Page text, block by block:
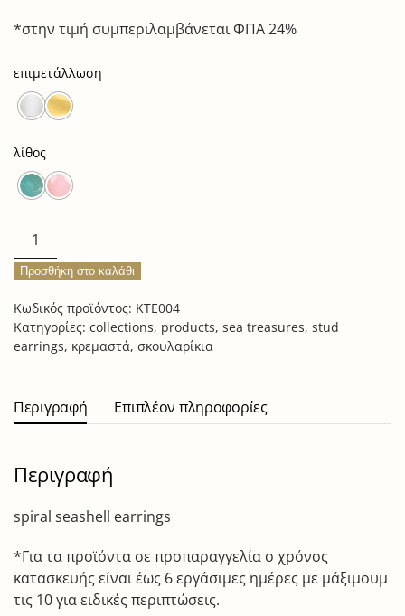
*στην τιμή συμπεριλαμβάνεται ΦΠΑ 24%
επιμετάλλωση
λίθος
spiral
seashell
earrings
ποσότητα
Προσθήκη στο καλάθι
Κωδικός προϊόντος: KTE004
Κατηγορίες: collections, products, sea treasures, stud
earrings, κρεμαστά, σκουλαρίκια
Περιγραφή Επιπλέον πληροφορίες
Περιγραφή
spiral seashell earrings
*Για τα προϊόντα σε προπαραγγελία ο χρόνος
κατασκευής είναι έως 6 εργάσιμες ημέρες με μάξιμουμ
τις 10 για ειδικές περιπτώσεις.